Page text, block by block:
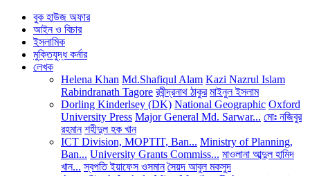
বুক হাউজ অফার
আইন ও বিচার
ইসলামিক
মুক্তিযুদ্ধ কর্নার
লেখক
Helena Khan Md.Shafiqul Alam Kazi Nazrul Islam
Rabindranath Tagore রবীন্দ্রনাথ ঠাকুর মাইনুল ইসলাম
Dorling Kinderlsey (DK) National Geographic Oxford
University Press Major General Md. Sarwar... মোঃ নজিবুর
রহমান শহীদুল হক খান
ICT Division, MOPTIT, Ban... Ministry of Planning,
Ban... University Grants Commiss... মাওলানা আব্দুল হামিদ
খান... স্বপতি ইয়াফেস ওসমান সৈয়দ আবুল মকসুদ